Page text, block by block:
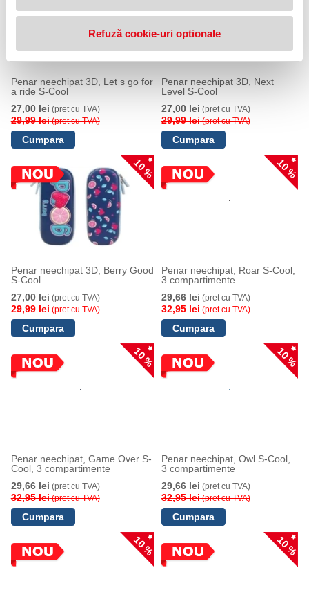
Refuză cookie-uri optionale
Penar neechipat 3D, Let s go for
a ride S-Cool
27,00 lei (pret cu TVA)
29,99 lei(pret cu TVA)
Penar neechipat 3D, Next
Level S-Cool
27,00 lei (pret cu TVA)
29,99 lei(pret cu TVA)
10 %
Penar neechipat 3D, Berry Good
S-Cool
27,00 lei (pret cu TVA)
29,99 lei(pret cu TVA)
10 %
Penar neechipat, Roar S-Cool,
3 compartimente
29,66 lei (pret cu TVA)
32,95 lei(pret cu TVA)
10 %
Penar neechipat, Game Over S-
Cool, 3 compartimente
29,66 lei (pret cu TVA)
32,95 lei(pret cu TVA)
10 %
Penar neechipat, Owl S-Cool,
3 compartimente
29,66 lei (pret cu TVA)
32,95 lei(pret cu TVA)
10 % 10 %